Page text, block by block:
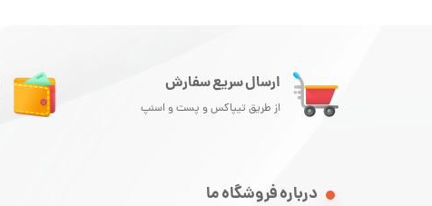
ارسال سریع سفارش
از طریق تیپاکس و پست و اسنپ
درباره فروشگاه ما